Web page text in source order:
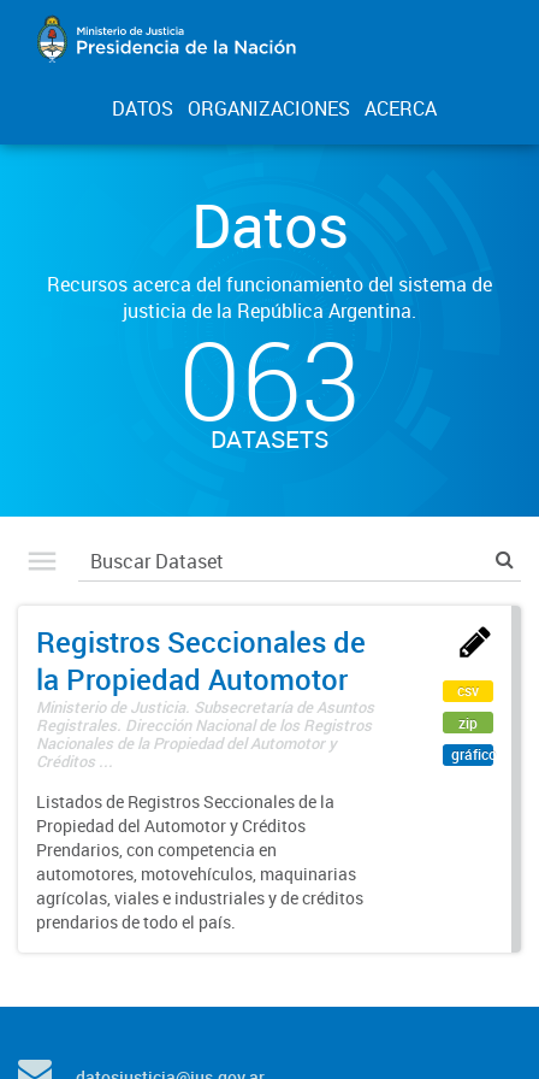
DATOS ORGANIZACIONES ACERCA
Datos
Recursos acerca del funcionamiento del sistema de
justicia de la República Argentina.
063
DATASETS
Registros Seccionales de
la Propiedad Automotor
Ministerio de Justicia. Subsecretaría de Asuntos
Registrales. Dirección Nacional de los Registros
Nacionales de la Propiedad del Automotor y
Créditos ...
Listados de Registros Seccionales de la
Propiedad del Automotor y Créditos
Prendarios, con competencia en
automotores, motovehículos, maquinarias
agrícolas, viales e industriales y de créditos
prendarios de todo el país.
csv
zip
gráfico